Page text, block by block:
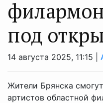
под
14 августа 2025, 11:15 |
Жители Брянска
артистов областной